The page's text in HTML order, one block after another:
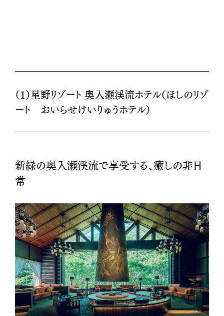
（１）星野リゾート 奥入瀬渓流ホテル（ほしのリゾ
ート おいらせけいりゅうホテル）
新緑の奥入瀬渓流で享受する、癒しの非日
常